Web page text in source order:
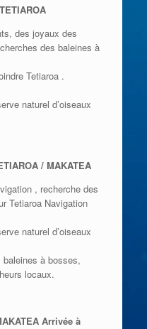
des joyaux des
des baleines à
Tetiaroa .
naturel d’oiseaux
/ MAKATEA
, recherche des
Tetiaroa Navigation
naturel d’oiseaux
baleines à bosses,
locaux.
Arrivée à